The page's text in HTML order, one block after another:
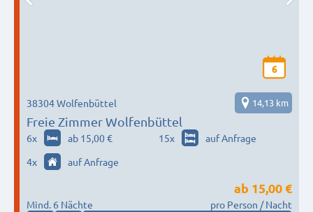
6
Freie Zimmer Wolfenbüttel
38304 Wolfenbüttel 14,13 km
6x ab 15,00 € 15x
auf Anfrage
4x auf Anfrage
Mind. 6 Nächte
ab 15,00 €
pro Person / Nacht